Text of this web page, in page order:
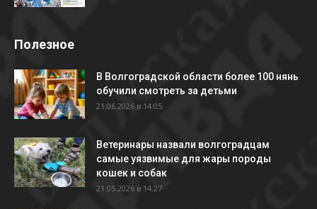
Полезное
В Волгоградской области более 100 нянь
обучили смотреть за детьми
21.06.2026 в 14:05
Ветеринары назвали волгоградцам
самые уязвимые для жары породы
кошек и собак
21.05.2026 в 14:27